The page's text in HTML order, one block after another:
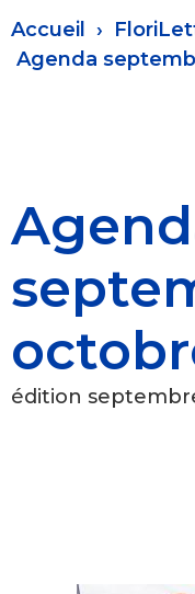
Fil
d'Ariane
Accueil
Agenda
édition